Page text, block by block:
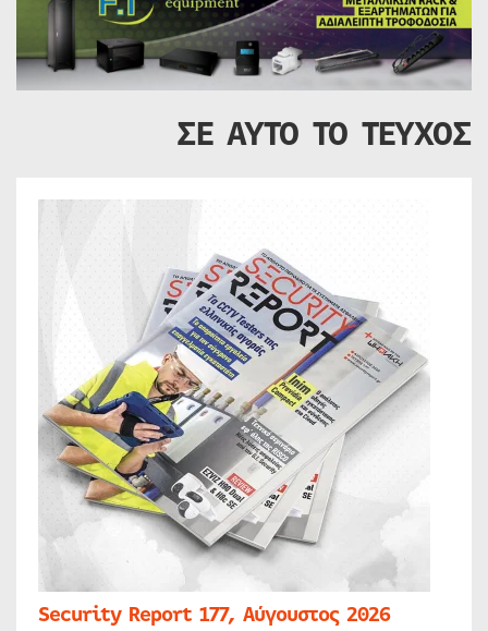
ΣΕ ΑΥΤΟ ΤΟ ΤΕΥΧΟΣ
Security Report 177, Αύγουστος 2026